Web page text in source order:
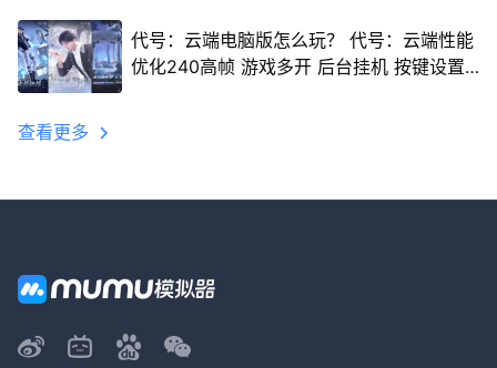
代号：云端电脑版怎么玩？ 代号：云端性能
优化240高帧 游戏多开 后台挂机 按键设置
查看更多